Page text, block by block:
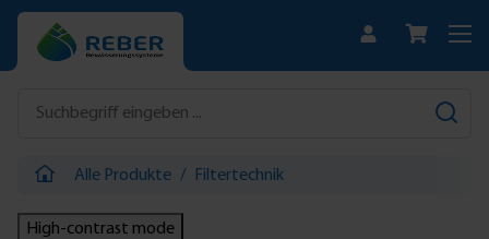
Zum Hauptinhalt springen
Alle Produkte / Filtertechnik
High-contrast mode